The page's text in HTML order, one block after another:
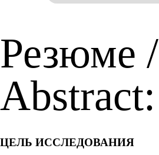
Резюме /
Abstract:
ЦЕЛЬ ИССЛЕДОВАНИЯ